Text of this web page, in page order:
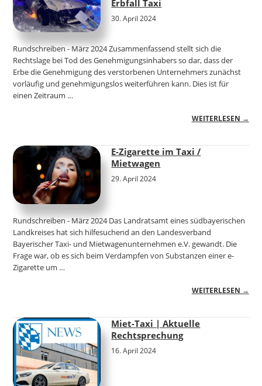
Erbfall Taxi
30. April 2024
Rundschreiben - März 2024 Zusammenfassend stellt sich die
Rechtslage bei Tod des Genehmigungsinhabers so dar, dass der
Erbe die Genehmigung des verstorbenen Unternehmers zunächst
vorläufig und genehmigungslos weiterführen kann. Dies ist für
einen Zeitraum …
WEITERLESEN →
E-Zigarette im Taxi /
Mietwagen
29. April 2024
Rundschreiben - März 2024 Das Landratsamt eines südbayerischen
Landkreises hat sich hilfesuchend an den Landesverband
Bayerischer Taxi- und Mietwagenunternehmen e.V. gewandt. Die
Frage war, ob es sich beim Verdampfen von Substanzen einer e-
Zigarette um …
WEITERLESEN →
Miet-Taxi | Aktuelle
Rechtsprechung
16. April 2024